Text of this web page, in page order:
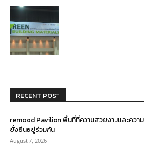
RECENT POST
remood Pavilion พื้นที่ที่ความสวยงามและความ
ยั่งยืนอยู่ร่วมกัน
August 7, 2026